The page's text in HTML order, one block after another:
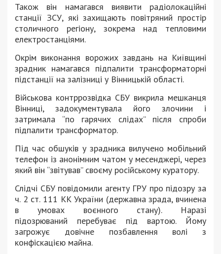
Також він намагався виявити радіолокаційні
станції ЗСУ, які захищають повітряний простір
столичного регіону, зокрема над тепловими
електростанціями.
Окрім виконання ворожих завдань на Київщині
зрадник намагався підпалити трансформаторні
підстанції на залізниці у Вінницькій області.
Військова контррозвідка СБУ викрила мешканця
Вінниці, задокументувала його злочини і
затримала “по гарячих слідах” після спроби
підпалити трансформатор.
Під час обшуків у зрадника вилучено мобільний
телефон із анонімним чатом у месенджері, через
який він “звітував” своєму російському куратору.
Слідчі СБУ повідомили агенту ГРУ про підозру за
ч. 2 ст. 111 КК України (державна зрада, вчинена
в умовах воєнного стану). Наразі
підозрюваний перебуває під вартою. Йому
загрожує довічне позбавлення волі з
конфіскацією майна.